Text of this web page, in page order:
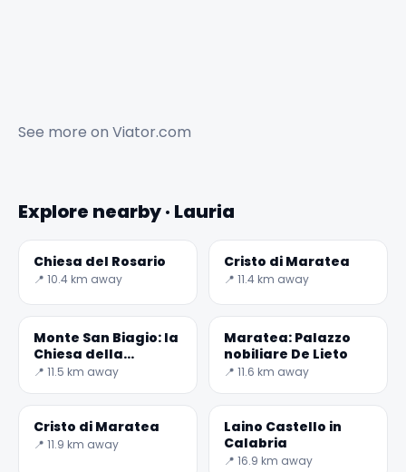
See more on Viator.com
Explore nearby · Lauria
Chiesa del Rosario
📍 10.4 km away
Cristo di Maratea
📍 11.4 km away
Monte San Biagio: la
Chiesa della
Madonna della
📍 11.5 km away
Maratea: Palazzo
nobiliare De Lieto
📍 11.6 km away
Cristo di Maratea
📍 11.9 km away
Laino Castello in
Calabria
📍 16.9 km away